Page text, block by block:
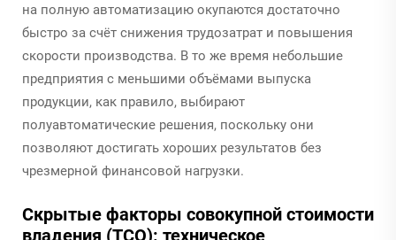
на полную автоматизацию окупаются достаточно
быстро за счёт снижения трудозатрат и повышения
скорости производства. В то же время небольшие
предприятия с меньшими объёмами выпуска
продукции, как правило, выбирают
полуавтоматические решения, поскольку они
позволяют достигать хороших результатов без
чрезмерной финансовой нагрузки.
Скрытые факторы совокупной стоимости
владения (TCO): техническое